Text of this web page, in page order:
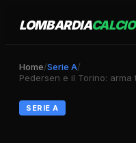
LOMBARDIACALCIO
Home/Serie A/
Pedersen e il Torino:
SERIE A